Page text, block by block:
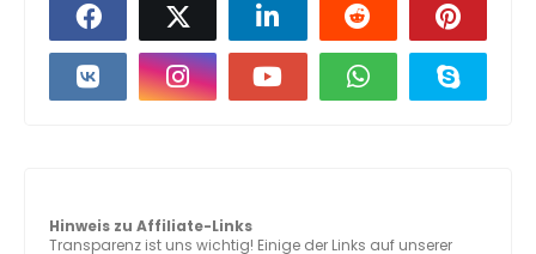
Hinweis zu Affiliate-Links
Transparenz ist uns wichtig! Einige der Links auf unserer